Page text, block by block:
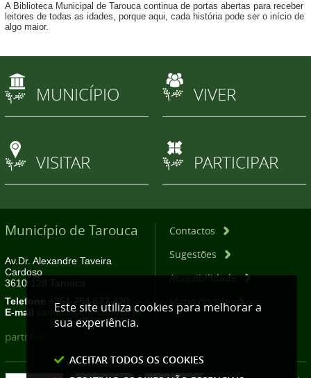
A Biblioteca Municipal de Tarouca continua de portas abertas para receber
leitores de todas as idades, porque aqui, cada história pode ser o início de
algo maior.
MUNICÍPIO VIVER
VISITAR PARTICIPAR
Município de Tarouca
Av.Dr. Alexandre Taveira
Cardoso
3610-128 Tarouca
Telefone +351 254 677 420
E-mail
camara@cm-tarouca.pt
Contactos
Sugestões
Acessibilidade
Mapa do Site
partilhar
Este site utiliza cookies para melhorar a
sua experiência.
ACEITAR TODOS OS COOKIES